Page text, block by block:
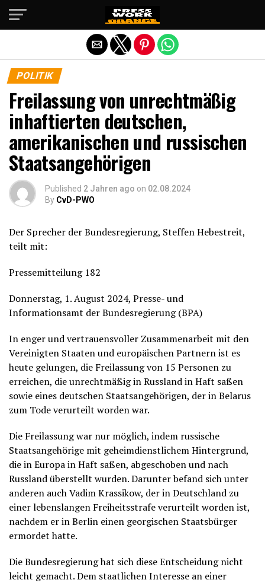
POLITIK
Freilassung von unrechtmäßig
inhaftierten deutschen,
amerikanischen und russischen
Staatsangehörigen
Published 2 Jahren ago on 02.08.2024
By CvD-PWO
Der Sprecher der Bundesregierung, Steffen Hebestreit,
teilt mit:
Pressemitteilung 182
Donnerstag, 1. August 2024, Presse- und
Informationsamt der Bundesregierung (BPA)
In enger und vertrauensvoller Zusammenarbeit mit den
Vereinigten Staaten und europäischen Partnern ist es
heute gelungen, die Freilassung von 15 Personen zu
erreichen, die unrechtmäßig in Russland in Haft saßen
sowie eines deutschen Staatsangehörigen, der in Belarus
zum Tode verurteilt worden war.
Die Freilassung war nur möglich, indem russische
Staatsangehörige mit geheimdienstlichem Hintergrund,
die in Europa in Haft saßen, abgeschoben und nach
Russland überstellt wurden. Darunter befand sich unter
anderen auch Vadim Krassikow, der in Deutschland zu
einer lebenslangen Freiheitsstrafe verurteilt worden ist,
nachdem er in Berlin einen georgischen Staatsbürger
ermordet hatte.
Die Bundesregierung hat sich diese Entscheidung nicht
leicht gemacht. Dem staatlichen Interesse an einer
Die mobile Version verlassen